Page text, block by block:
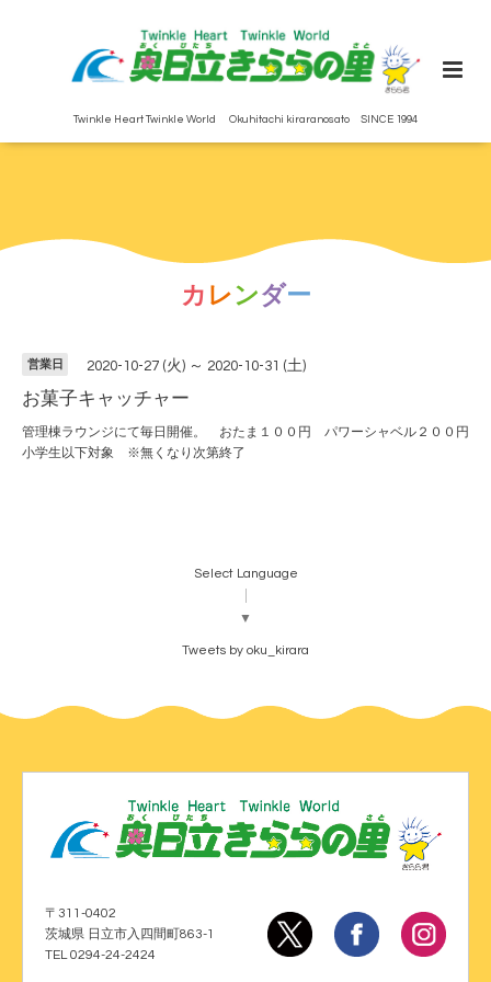
Twinkle Heart Twinkle World Okuhitachi kiraranosato SINCE 1994
カ レンダー
営業日 2020-10-27 (火) ～ 2020-10-31 (土)
お菓子キャッチャー
管理棟ラウンジにて毎日開催。 おたま１００円 パワーシャベル２００円
小学生以下対象 ※無くなり次第終了
Select Language
▼
Tweets by oku_kirara
〒311-0402
茨城県 日立市入四間町863-1
TEL 0294-24-2424